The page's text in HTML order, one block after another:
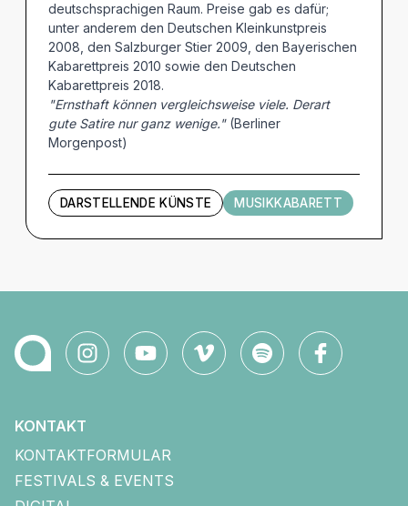
deutschsprachigen Raum. Preise gab es dafür;
unter anderem den Deutschen Kleinkunstpreis
2008, den Salzburger Stier 2009, den Bayerischen
Kabarettpreis 2010 sowie den Deutschen
Kabarettpreis 2018.
"Ernsthaft können vergleichsweise viele. Derart
gute Satire nur ganz wenige."(Berliner
Morgenpost)
DARSTELLENDE KÜNSTE MUSIKKABARETT
KONTAKT
KONTAKTFORMULAR
FESTIVALS & EVENTS